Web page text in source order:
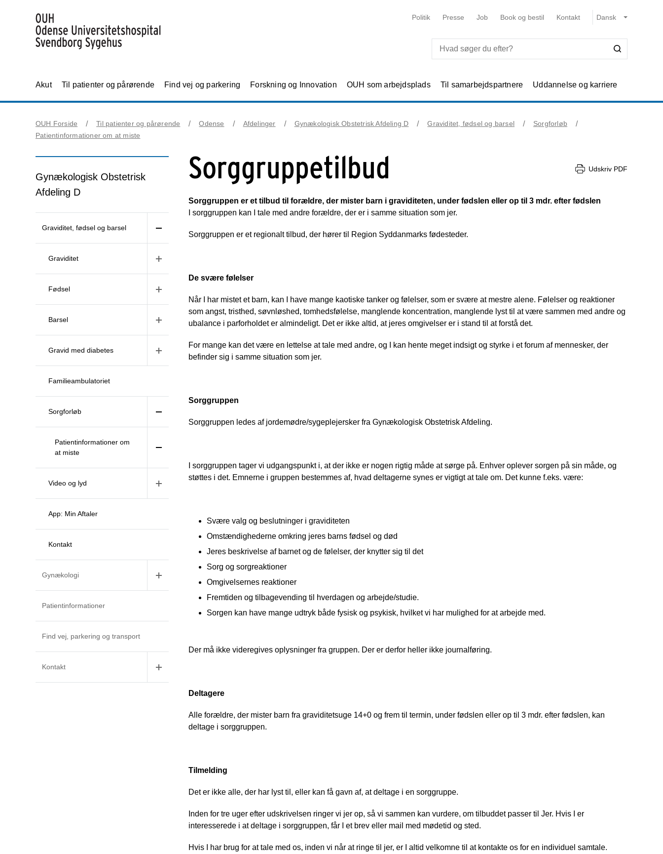
Politik Presse Job Book og bestil Kontakt
Akut Til patienter og pårørende Find vej og parkering Forskning og Innovation OUH som arbejdsplads Til samarbejdspartnere Uddannelse og karriere
OUH Forside Til patienter og pårørende Odense Afdelinger Gynækologisk Obstetrisk Afdeling D Graviditet, fødsel og barsel
Sorgforløb
Patientinformationer om at miste
Gynækologisk Obstetrisk
Afdeling D
Graviditet, fødsel og barsel
Graviditet
Fødsel
Barsel
Gravid med diabetes
Familieambulatoriet
Sorgforløb
Patientinformationer om
at miste
Video og lyd
App: Min Aftaler
Kontakt
Gynækologi
Patientinformationer
Find vej, parkering og transport
Kontakt
Sorggruppetilbud Udskriv PDF
Sorggruppen er et tilbud til forældre, der mister barn i graviditeten, under fødslen eller op til 3 mdr. efter fødslen
I sorggruppen kan I tale med andre forældre, der er i samme situation som jer.
Sorggruppen er et regionalt tilbud, der hører til Region Syddanmarks fødesteder.
De svære følelser
Når I har mistet et barn, kan I have mange kaotiske tanker og følelser, som er svære at mestre alene. Følelser og reaktioner
som angst, tristhed, søvnløshed, tomhedsfølelse, manglende koncentration, manglende lyst til at være sammen med andre og
ubalance i parforholdet er almindeligt. Det er ikke altid, at jeres omgivelser er i stand til at forstå det.
For mange kan det være en lettelse at tale med andre, og I kan hente meget indsigt og styrke i et forum af mennesker, der
befinder sig i samme situation som jer.
Sorggruppen
Sorggruppen ledes af jordemødre/sygeplejersker fra Gynækologisk Obstetrisk Afdeling.
I sorggruppen tager vi udgangspunkt i, at der ikke er nogen rigtig måde at sørge på. Enhver oplever sorgen på sin måde, og
støttes i det. Emnerne i gruppen bestemmes af, hvad deltagerne synes er vigtigt at tale om. Det kunne f.eks. være:
Svære valg og beslutninger i graviditeten
Omstændighederne omkring jeres barns fødsel og død
Jeres beskrivelse af barnet og de følelser, der knytter sig til det
Sorg og sorgreaktioner
Omgivelsernes reaktioner
Fremtiden og tilbagevending til hverdagen og arbejde/studie.
Sorgen kan have mange udtryk både fysisk og psykisk, hvilket vi har mulighed for at arbejde med.
Der må ikke videregives oplysninger fra gruppen. Der er derfor heller ikke journalføring.
Deltagere
Alle forældre, der mister barn fra graviditetsuge 14+0 og frem til termin, under fødslen eller op til 3 mdr. efter fødslen, kan
deltage i sorggruppen.
Tilmelding
Det er ikke alle, der har lyst til, eller kan få gavn af, at deltage i en sorggruppe.
Inden for tre uger efter udskrivelsen ringer vi jer op, så vi sammen kan vurdere, om tilbuddet passer til Jer. Hvis I er
interesserede i at deltage i sorggruppen, får I et brev eller mail med mødetid og sted.
Hvis I har brug for at tale med os, inden vi når at ringe til jer, er I altid velkomne til at kontakte os for en individuel samtale.